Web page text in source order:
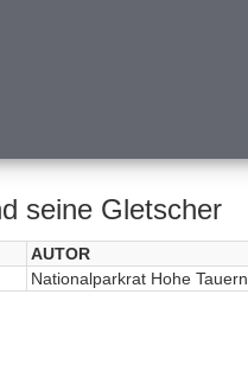
seine Gletscher
AUTOR
Nationalparkrat Hohe Tauern